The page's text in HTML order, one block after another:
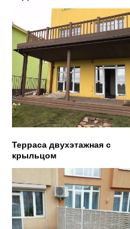
Терраса двухэтажная с
крыльцом